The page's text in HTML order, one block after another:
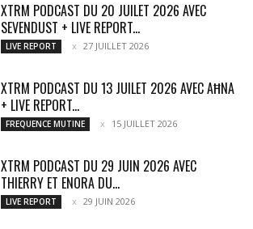
XTRM PODCAST DU 20 JUILET 2026 AVEC
SEVENDUST + LIVE REPORT...
LIVE REPORT 27 JUILLET 2026
XTRM PODCAST DU 13 JUILET 2026 AVEC AĦNA
+ LIVE REPORT...
FREQUENCE MUTINE 15 JUILLET 2026
XTRM PODCAST DU 29 JUIN 2026 AVEC
THIERRY ET ENORA DU...
LIVE REPORT 29 JUIN 2026